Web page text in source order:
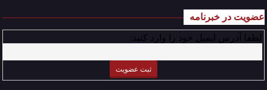
محور/ دکتر محمد صبحیه+دانلود فایل
پادکست کنفرانس مدیریت: منتورینگ مدیران ارشد برای ارتقای
شایستگیهای کلیدی در فرایند استراتژی/ دکتر محمد ابویی اردکان+دانلود
پادکست کنفرانس مدیریت: چگونه سازمانهای خلاق تری بسازیم/ دکتر
عضویت در خبرنامه
لطفا آدرس ایمیل خود را وارد کنید: